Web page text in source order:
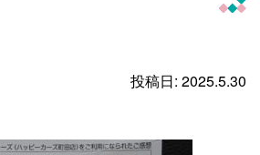
投稿日: 2025.5.30